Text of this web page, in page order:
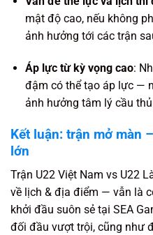
mật độ cao, nếu không
ảnh hưởng tới các trận
Áp lực từ kỳ vọng cao:
đậm có thể tạo áp lực —
ảnh hưởng tâm lý cầu thủ
Kết luận: trận mở màn
lớn
Trận U22 Việt Nam vs U22
về lịch & địa điểm — vẫn là
khởi đầu suôn sẻ tại SEA
đối đầu vượt trội, cũng như